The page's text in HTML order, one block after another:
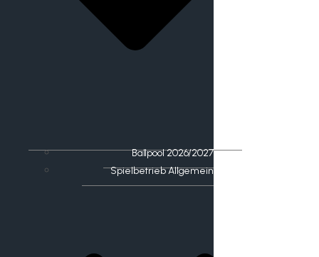
Ballpool 2026/2027
Spielbetrieb Allgemein